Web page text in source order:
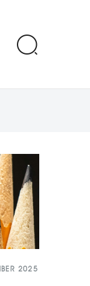
2025